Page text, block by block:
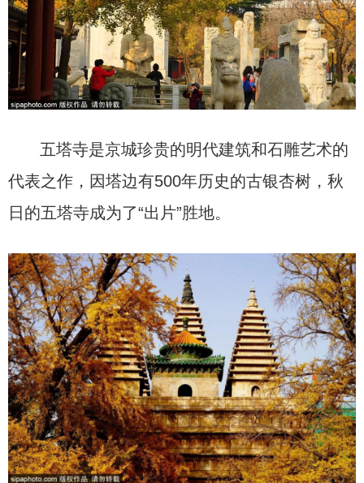
五塔寺是京城珍贵的明代建筑和石雕艺术的
代表之作，因塔边有500年历史的古银杏树，秋
日的五塔寺成为了“出片”胜地。